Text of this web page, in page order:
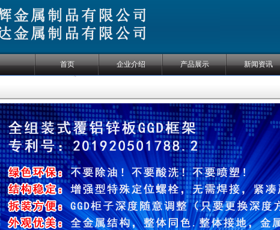
首页 企业介绍 产品展示 新闻资讯